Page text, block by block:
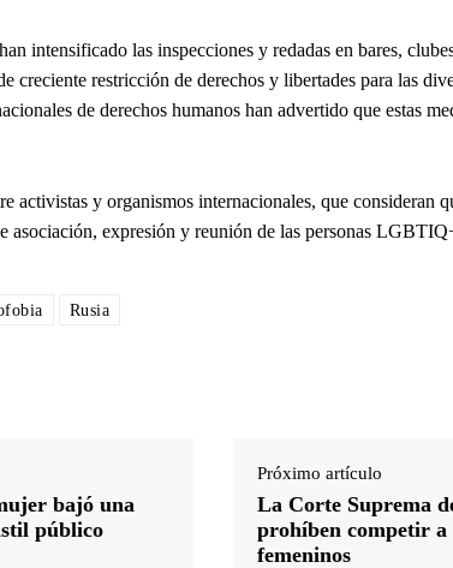
intensificado las inspecciones y redadas en bares,
creciente restricción de derechos y libertades para las
de derechos humanos han advertido que estas
activistas y organismos internacionales, que consideran
asociación, expresión y reunión de las personas
Rusia
bajó una
público
Próximo artículo
La Corte Suprema
prohíben competir a
femeninos